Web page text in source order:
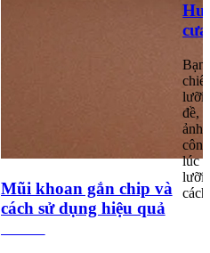
Mũi khoan gắn chip và
cách sử dụng hiệu quả
Bạn
lưỡi
đề,
ảnh
lúc
lưỡi